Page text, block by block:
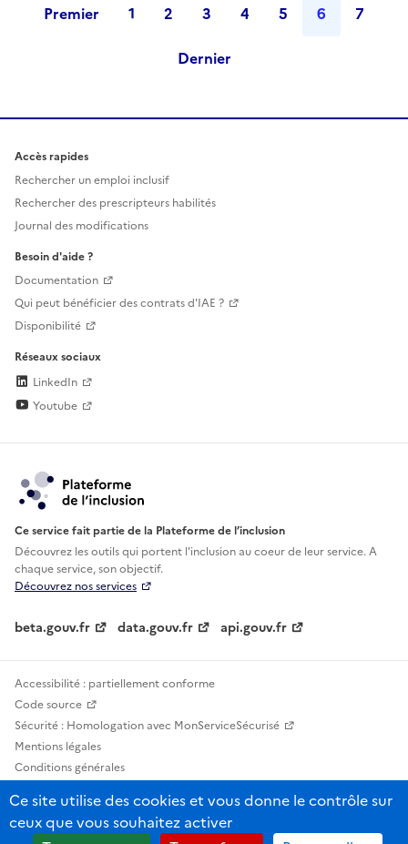
Premier 1 2 3 4 5 6 7
Dernier
Accès rapides
Rechercher un emploi inclusif
Rechercher des prescripteurs habilités
Journal des modifications
Besoin d'aide ?
Documentation
Qui peut bénéficier des contrats d'IAE ?
Disponibilité
Réseaux sociaux
LinkedIn
Youtube
Ce service fait partie de la Plateforme de l’inclusion
Découvrez les outils qui portent l'inclusion aucoeur de leur service. A
chaque service, son objectif.
Découvrez nos services
beta.gouv.fr data.gouv.fr api.gouv.fr
Accessibilité : partiellement conforme
Code source
Sécurité : Homologation avec MonServiceSécurisé
Mentions légales
Conditions générales
Statistiques, lexiques et indicateurs
Sauf mention contraire, tous les contenus de ce site sont sous licence
Ce site utilise des cookies et vous donne le contrôle sur
ceux que vous souhaitez activer